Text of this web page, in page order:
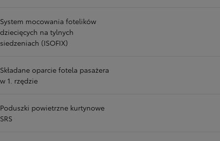
System mocowania fotelików
dziecięcych na tylnych
siedzeniach (ISOFIX)
Składane oparcie fotela pasażera
w 1. rzędzie
Poduszki powietrzne kurtynowe
SRS